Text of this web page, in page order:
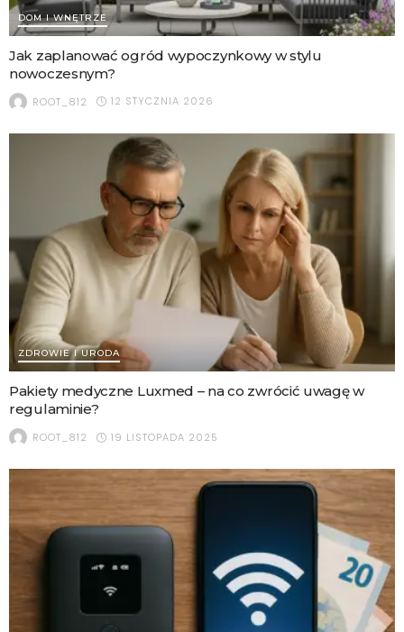
DOM I WNĘTRZE
Jak zaplanować ogród wypoczynkowy w stylu
nowoczesnym?
ROOT_812 12 STYCZNIA 2026
ZDROWIE I URODA
Pakiety medyczne Luxmed – na co zwrócić uwagę w
regulaminie?
ROOT_812 19 LISTOPADA 2025